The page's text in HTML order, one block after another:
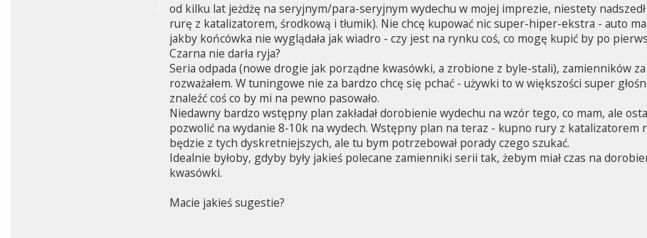
od kilku lat jeżdżę na seryjnym/para-seryjnym wydechu w mojej imprezie, niestety
rurę z katalizatorem, środkową i tłumik). Nie chcę kupować nic super-hiper-ekstra - auto
jakby końcówka nie wyglądała jak wiadro - czy jest na rynku coś, co mogę kupić by po
Czarna nie darła ryja?
Seria odpada (nowe drogie jak porządne kwasówki, a zrobione z byle-stali), zamienników
rozważałem. W tuningowe nie za bardzo chcę się pchać - używki to w większości super
znaleźć coś co by mi na pewno pasowało.
Niedawny bardzo wstępny plan zakładał dorobienie wydechu na wzór tego, co mam, ale
pozwolić na wydanie 8-10k na wydech. Wstępny plan na teraz - kupno rury z
będzie z tych dyskretniejszych, ale tu bym potrzebował porady czego szukać.
Idealnie byłoby, gdyby były jakieś polecane zamienniki serii tak, żebym miał czas na
kwasówki.
Macie jakieś sugestie?